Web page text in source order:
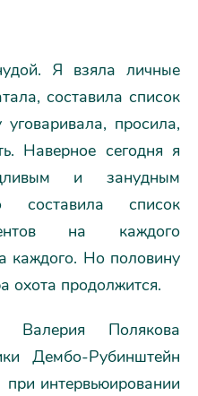
Я взяла личные
составила список
просила,
Наверное сегодня я
и занудным
составила список
на каждого
каждого. Но половину
охота продолжится.
Полякова
Дембо-Рубинштейн
интервьюировании